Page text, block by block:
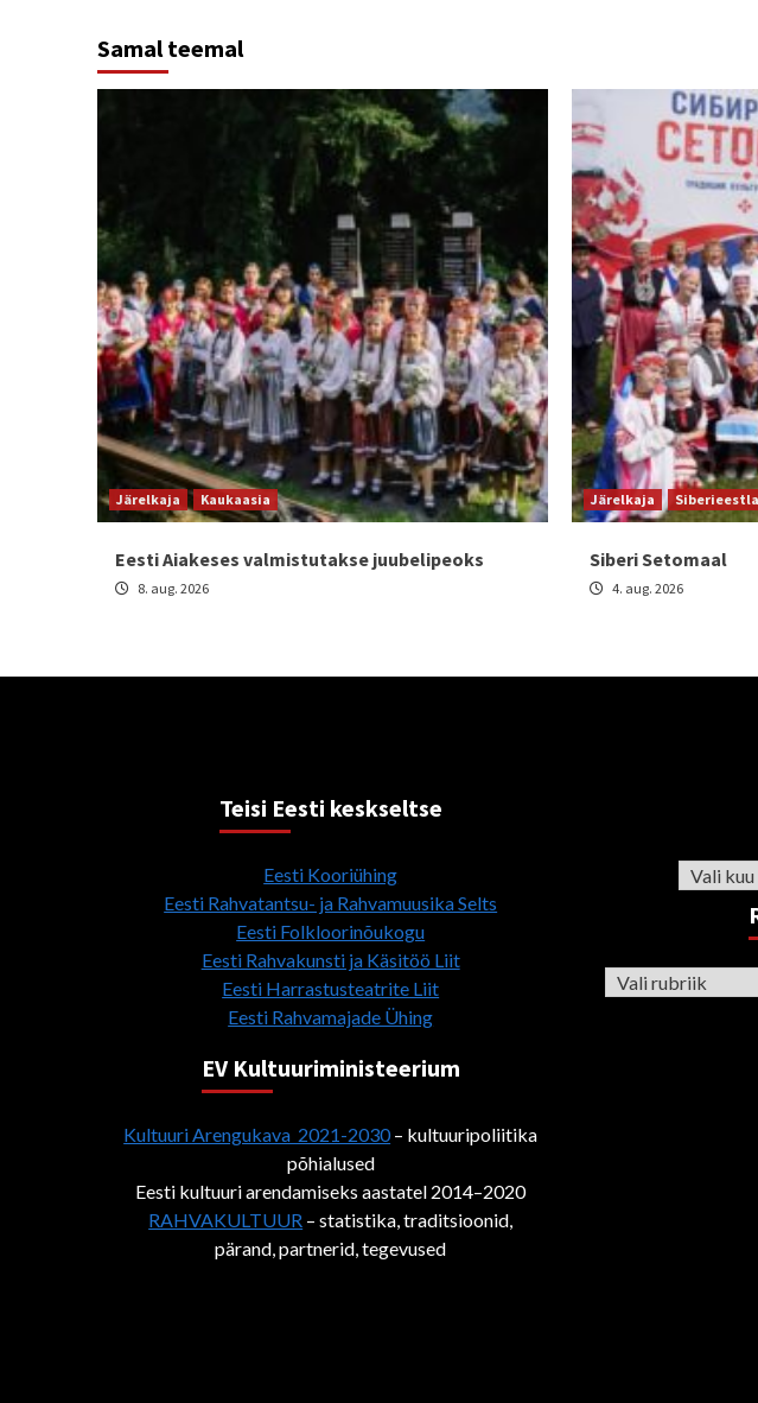
Samal teemal
Järelkaja Kaukaasia
Eesti Aiakeses valmistutakse juubelipeoks
8. aug. 2026
Järelkaja
Siberi Setomaal
4. aug. 2026
Teisi Eesti keskseltse
Eesti Kooriühing
Eesti Rahvatantsu- ja Rahvamuusika Selts
Eesti Folkloorinõukogu
Eesti Rahvakunsti ja Käsitöö Liit
Eesti Harrastusteatrite Liit
Eesti Rahvamajade Ühing
EV Kultuuriministeerium
Kultuuri Arengukava 2021-2030– kultuuripoliitika
põhialused
Eesti kultuuri arendamiseks aastatel 2014–2020
RAHVAKULTUUR – statistika, traditsioonid,
pärand, partnerid, tegevused
Arhiiv
Rubriigid